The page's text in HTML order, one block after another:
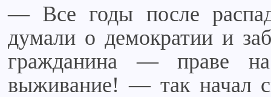
— Все годы после
думали о демократии и
гражданина — праве
выживание! — так начал